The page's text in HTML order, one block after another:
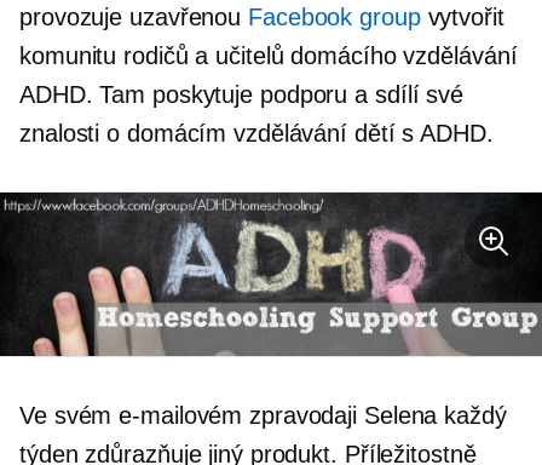
provozuje uzavřenou Facebook groupvytvořit
komunitu rodičů a učitelů domácího vzdělávání
ADHD. Tam poskytuje podporu a sdílí své
znalosti o domácím vzdělávání dětí s ADHD.
Ve svém e-mailovém zpravodaji Selena každý
týden zdůrazňuje jiný produkt. Příležitostně